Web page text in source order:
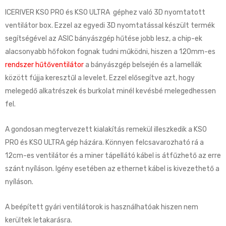
ICERIVER KS0 PRO és KS0 ULTRA géphez való 3D nyomtatott
ventilátor box. Ezzel az egyedi 3D nyomtatással készült termék
segítségével az ASIC bányászgép hűtése jobb lesz, a chip-ek
alacsonyabb hőfokon fognak tudni működni, hiszen a 120mm-es
rendszer hűtőventilátora bányászgép belsején és a lamellák
között fújja keresztűl a levelet. Ezzel elősegítve azt, hogy
melegedő alkatrészek és burkolat minél kevésbé melegedhessen
fel.
A gondosan megtervezett kialakítás remekül illeszkedik a KS0
PRO és KS0 ULTRA gép házára. Könnyen felcsavarozható rá a
12cm-es ventilátor és a miner tápellátó kábel is átfűzhető az erre
szánt nyíláson. Igény esetében az ethernet kábel is kivezethető a
nyíláson.
A beépített gyári ventilátorok is használhatóak hiszen nem
kerültek letakarásra.